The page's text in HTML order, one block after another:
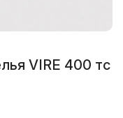
VIRE 400 тс